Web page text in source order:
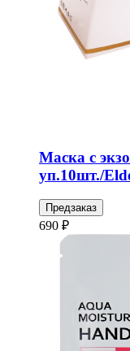
Маска с
уп.10шт./
Предзаказ
690 ₽